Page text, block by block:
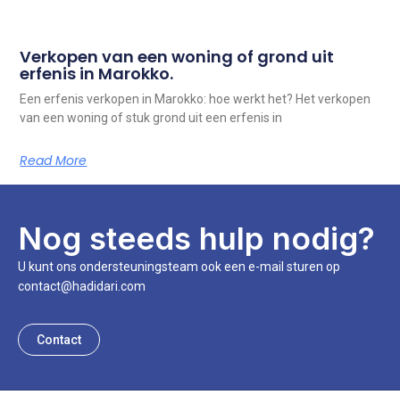
Verkopen van een woning of grond uit
erfenis in Marokko.
Een erfenis verkopen in Marokko: hoe werkt het? Het verkopen
van een woning of stuk grond uit een erfenis in
Read More
Nog steeds hulp nodig?
U kunt ons ondersteuningsteam ook een e-mail sturen op
contact@hadidari.com
Contact